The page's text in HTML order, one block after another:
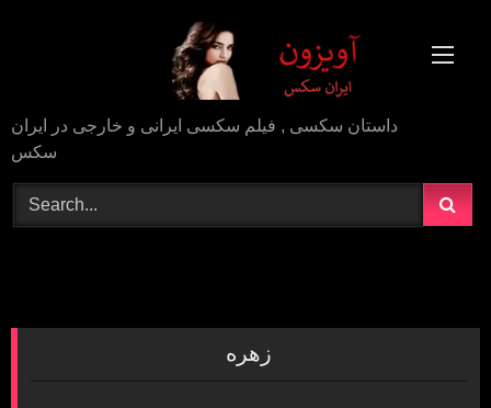
داستان سکسی , فیلم سکسی ایرانی و خارجی در ایران
سکس
زهره